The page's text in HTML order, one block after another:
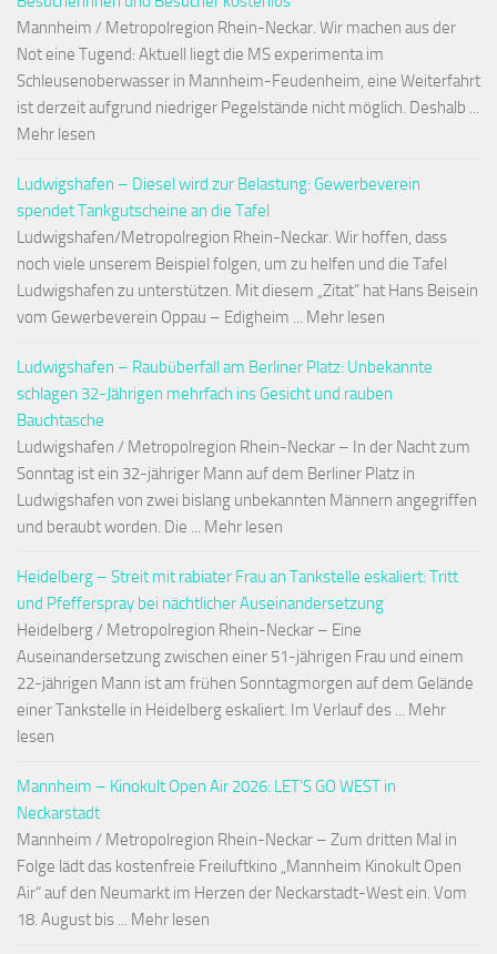
Mannheim / Metropolregion Rhein-Neckar. Wir machen aus der
Not eine Tugend: Aktuell liegt die MS experimenta im
Schleusenoberwasser in Mannheim-Feudenheim, eine Weiterfahrt
ist derzeit aufgrund niedriger Pegelstände nicht möglich. Deshalb ...
Mehr lesen
Ludwigshafen – Diesel wird zur Belastung: Gewerbeverein
spendet Tankgutscheine an die Tafel
Ludwigshafen/Metropolregion Rhein-Neckar. Wir hoffen, dass
noch viele unserem Beispiel folgen, um zu helfen und die Tafel
Ludwigshafen zu unterstützen. Mit diesem „Zitat“ hat Hans Beisein
vom Gewerbeverein Oppau – Edigheim ... Mehr lesen
Ludwigshafen – Raubüberfall am Berliner Platz: Unbekannte
schlagen 32-Jährigen mehrfach ins Gesicht und rauben
Bauchtasche
Ludwigshafen / Metropolregion Rhein-Neckar – In der Nacht zum
Sonntag ist ein 32-jähriger Mann auf dem Berliner Platz in
Ludwigshafen von zwei bislang unbekannten Männern angegriffen
und beraubt worden. Die ... Mehr lesen
Heidelberg – Streit mit rabiater Frau an Tankstelle eskaliert: Tritt
und Pfefferspray bei nächtlicher Auseinandersetzung
Heidelberg / Metropolregion Rhein-Neckar – Eine
Auseinandersetzung zwischen einer 51-jährigen Frau und einem
22-jährigen Mann ist am frühen Sonntagmorgen auf dem Gelände
einer Tankstelle in Heidelberg eskaliert. Im Verlauf des ... Mehr
lesen
Mannheim – Kinokult Open Air 2026: LET’S GO WEST in
Neckarstadt
Mannheim / Metropolregion Rhein-Neckar – Zum dritten Mal in
Folge lädt das kostenfreie Freiluftkino „Mannheim Kinokult Open
Air“ auf den Neumarkt im Herzen der Neckarstadt-West ein. Vom
18. August bis ... Mehr lesen